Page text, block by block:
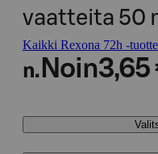
vaatteita 50
Kaikki Rexona 72h -
n. Noin3,65